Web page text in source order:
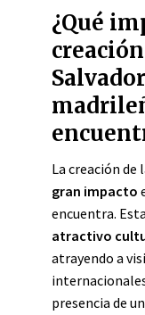
¿Qué
La creación de
gran impacto
encuentra.
atractivo
atrayendo a
presencia de